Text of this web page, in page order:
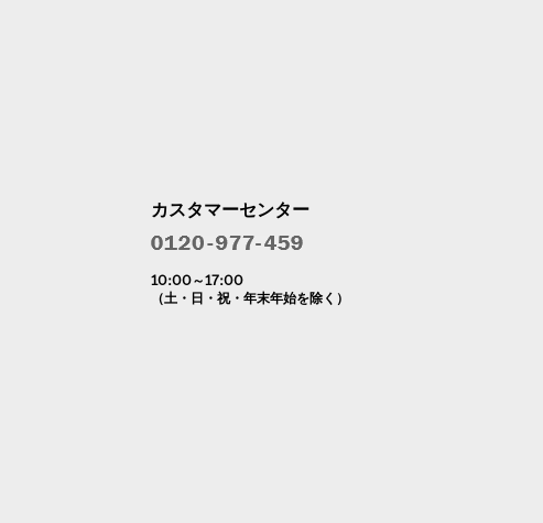
カスタマーセンター
10:00～17:00
（土・日・祝・年末年始を除く）